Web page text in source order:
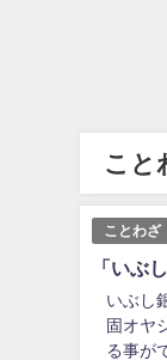
こと
「いぶ
いぶし
固オヤ
る事が
ことわざ